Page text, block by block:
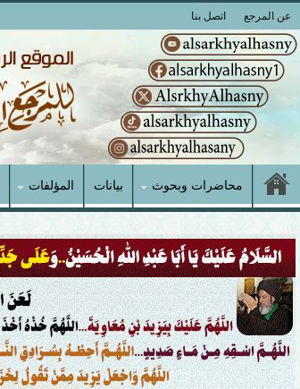
عن المرجع اتصل بنا
محاضرات وبحوث بيانات المؤلفات